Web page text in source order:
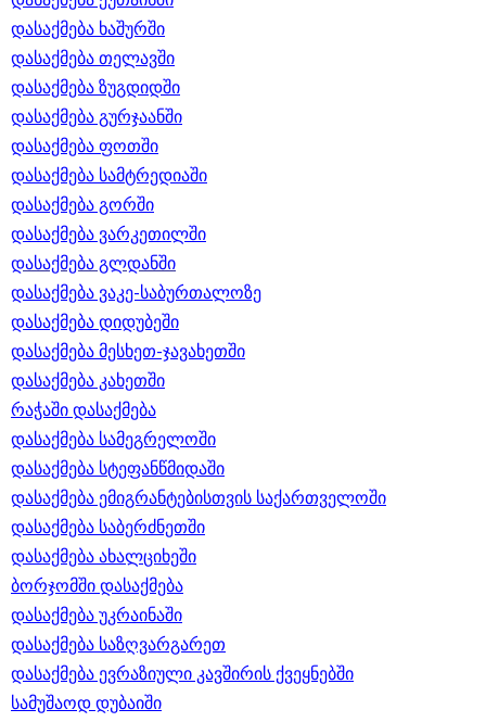
დასაქმება ხაშურში
დასაქმება თელავში
დასაქმება ზუგდიდში
დასაქმება გურჯაანში
დასაქმება ფოთში
დასაქმება სამტრედიაში
დასაქმება გორში
დასაქმება ვარკეთილში
დასაქმება გლდანში
დასაქმება ვაკე-საბურთალოზე
დასაქმება დიდუბეში
დასაქმება მესხეთ-ჯავახეთში
დასაქმება კახეთში
რაჭაში დასაქმება
დასაქმება სამეგრელოში
დასაქმება სტეფანწმიდაში
დასაქმება ემიგრანტებისთვის საქართველოში
დასაქმება საბერძნეთში
დასაქმება ახალციხეში
ბორჯომში დასაქმება
დასაქმება უკრაინაში
დასაქმება საზღვარგარეთ
დასაქმება ევრაზიული კავშირის ქვეყნებში
სამუშაოდ დუბაიში